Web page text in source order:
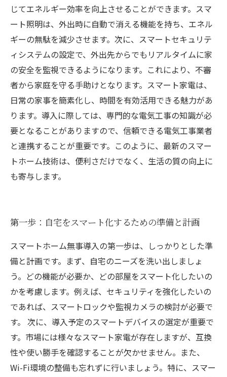
じてエネルギー効率を向上させることができます。スマ
ート照明は、外出時に自動で消える機能を持ち、エネル
ギーの無駄を減少させます。次に、スマートセキュリテ
ィシステムの設定で、外出先からでもリアルタイムに家
の安全を監視できるようになります。これにより、不審
者から家庭を守る手助けとなります。スマート家電は、
日常の家事を簡素化し、時間を有効活用できる魅力があ
ります。導入に際しては、専門的な電気工事の知識が必
要となることがありますので、信頼できる電気工事業者
と連携することが重要です。このように、最新のスマー
トホーム技術は、便利さだけでなく、生活の質の向上に
も寄与します。
第一歩：自宅をスマート化するための準備と計画
スマートホーム無事導入の第一歩は、しっかりとした準
備と計画です。まず、自宅のニーズを洗い出しましょ
う。どの機能が必要か、どの部屋をスマート化したいの
かを考慮します。例えば、セキュリティを強化したいの
であれば、スマートロックや監視カメラの検討が必要で
す。 次に、導入予定のスマートデバイスの選定が重要で
す。市場には様々なスマート家電が存在しますが、互換
性や使い勝手を確認することが欠かせません。また、
Wi-Fi環境の整備も忘れずに行いましょう。特に、スマー